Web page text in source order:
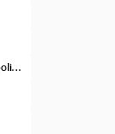
Símbolo niceno-constantinopolitano